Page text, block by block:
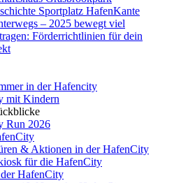
Sportplatz HafenKante
– 2025 bewegt viel
Förderrichtlinien für dein
in der Hafencity
mit Kindern
Run 2026
& Aktionen in der HafenCity
für die HafenCity
HafenCity